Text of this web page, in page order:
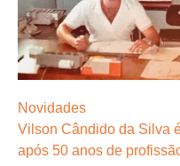
Novidades
Vilson Cândido da Silva
após 50 anos de